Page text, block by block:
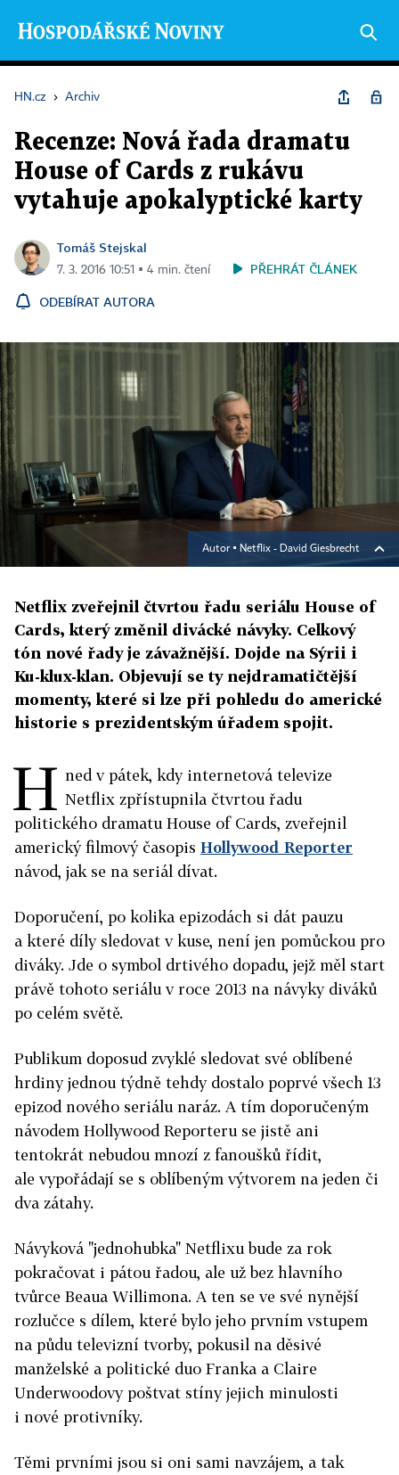
HN.cz › Archiv
Recenze: Nová řada dramatu
House of Cards z rukávu
vytahuje apokalyptické karty
Tomáš Stejskal
7. 3. 2016 10:51 ▪ 4 min. čtení PŘEHRÁT ČLÁNEK
ODEBÍRAT AUTORA
Autor ▪ Netflix - David Giesbrecht
Netflix zveřejnil čtvrtou řadu seriálu House of
Cards, který změnil divácké návyky. Celkový
tón nové řady je závažnější. Dojde na Sýrii i
Ku-klux-klan. Objevují se ty nejdramatičtější
momenty, které si lze při pohledu do americké
historie s prezidentským úřadem spojit.
H ned v pátek, kdy internetová televize
Netflix zpřístupnila čtvrtou řadu
politického dramatu House of Cards, zveřejnil
americký filmový časopis Hollywood Reporter
návod, jak se na seriál dívat.
Doporučení, po kolika epizodách si dát pauzu
a které díly sledovat v kuse, není jen pomůckou pro
diváky. Jde o symbol drtivého dopadu, jejž měl start
právě tohoto seriálu v roce 2013 na návyky diváků
po celém světě.
Publikum doposud zvyklé sledovat své oblíbené
hrdiny jednou týdně tehdy dostalo poprvé všech 13
epizod nového seriálu naráz. A tím doporučeným
návodem Hollywood Reporteru se jistě ani
tentokrát nebudou mnozí z fanoušků řídit,
ale vypořádají se s oblíbeným výtvorem na jeden či
dva zátahy.
Návyková "jednohubka" Netflixu bude za rok
pokračovat i pátou řadou, ale už bez hlavního
tvůrce Beaua Willimona. A ten se ve své nynější
rozlučce s dílem, které bylo jeho prvním vstupem
na půdu televizní tvorby, pokusil na děsivé
manželské a politické duo Franka a Claire
Underwoodovy poštvat stíny jejich minulosti
i nové protivníky.
Těmi prvními jsou si oni sami navzájem, a tak